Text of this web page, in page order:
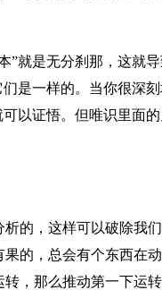
”就是无分刹那，这就
是一样的。当你很深
以证悟。但唯识里面
的，这样可以破除我
的，总会有个东西在
，那么推动第一下运